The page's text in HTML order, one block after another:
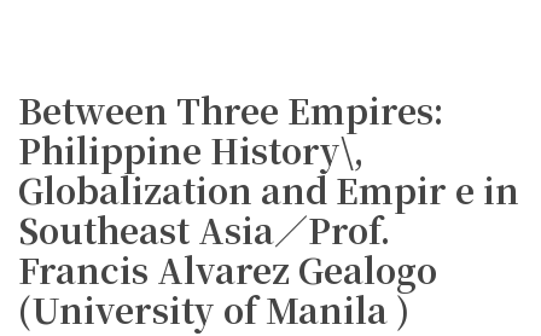
Between Three Empires:
Philippine History\,
Globalization and Empir e in
Southeast Asia／Prof.
Francis Alvarez Gealogo
(University of Manila )